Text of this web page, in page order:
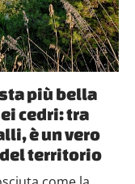
più bella
cedri: tra
è un vero
territorio